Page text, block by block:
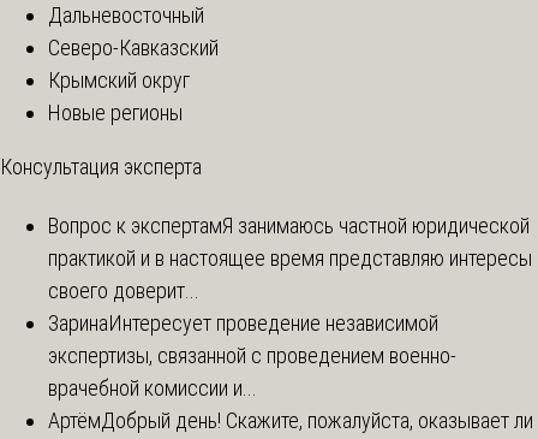
Дальневосточный
Северо-Кавказский
Крымский округ
Новые регионы
Консультация эксперта
Вопрос к экспертамЯ занимаюсь частной юридической
практикой и в настоящее время представляю интересы
своего доверит...
ЗаринаИнтересует проведение независимой
экспертизы, связанной с проведением военно-
врачебной комиссии и...
АртёмДобрый день! Скажите, пожалуйста, оказывает ли